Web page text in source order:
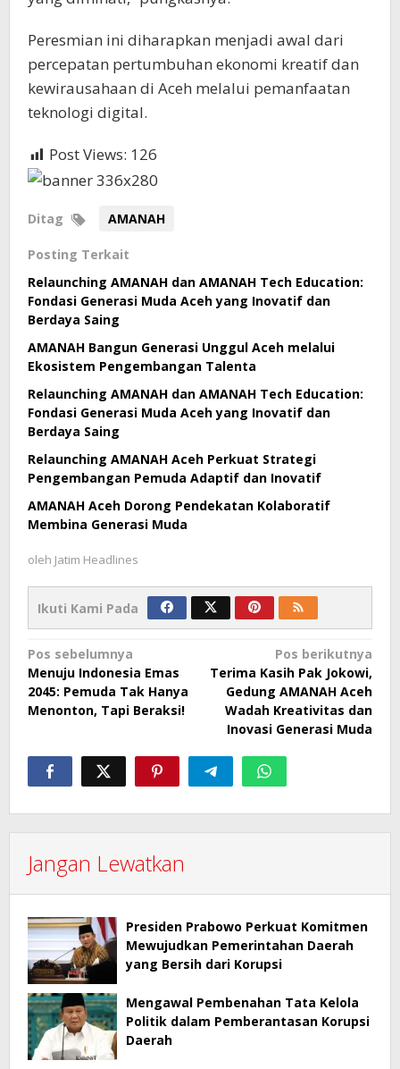
Peresmian ini diharapkan menjadi awal dari
percepatan pertumbuhan ekonomi kreatif dan
kewirausahaan di Aceh melalui pemanfaatan
teknologi digital.
Post Views: 126
Ditag AMANAH
Posting Terkait
Relaunching AMANAH dan AMANAH Tech Education:
Fondasi Generasi Muda Aceh yang Inovatif dan
Berdaya Saing
AMANAH Bangun Generasi Unggul Aceh melalui
Ekosistem Pengembangan Talenta
Relaunching AMANAH dan AMANAH Tech Education:
Fondasi Generasi Muda Aceh yang Inovatif dan
Berdaya Saing
Relaunching AMANAH Aceh Perkuat Strategi
Pengembangan Pemuda Adaptif dan Inovatif
AMANAH Aceh Dorong Pendekatan Kolaboratif
Membina Generasi Muda
oleh Jatim Headlines
Ikuti Kami Pada
Navigasi
pos
Pos sebelumnya
Menuju Indonesia Emas
2045: Pemuda Tak Hanya
Menonton, Tapi Beraksi!
Pos berikutnya
Terima Kasih Pak Jokowi,
Gedung AMANAH Aceh
Wadah Kreativitas dan
Inovasi Generasi Muda
Jangan Lewatkan
Presiden Prabowo Perkuat Komitmen
Mewujudkan Pemerintahan Daerah
yang Bersih dari Korupsi
Mengawal Pembenahan Tata Kelola
Politik dalam Pemberantasan Korupsi
Daerah